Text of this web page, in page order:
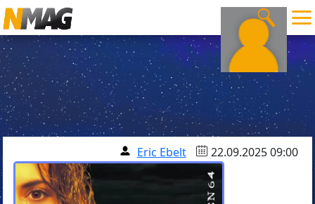
Eric Ebelt 22.09.2025 09:00